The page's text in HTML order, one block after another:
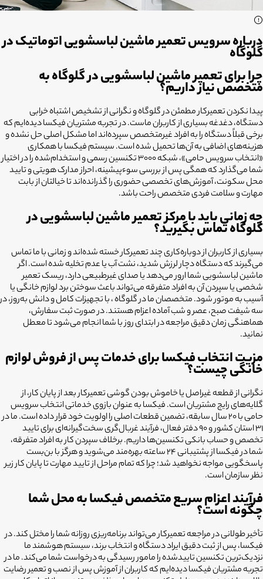
درباره سرویس تعمیر ماشین لباسشویی اتوماتیک در
گلوگاه
چرا برای تعمیر ماشین لباسشویی در گلوگاه به
متخصص نیاز داریم؟
پیدا نکردن تعمیرکار مطمئن در گلوگاه و نگرانی از تشخیص اشتباه خرابی
دستگاه، دغدغه بسیاری از کاربران ماست. در تجربه مشتریان فیکسا دیده‌ایم که
برخی قبلاً دستگاه را به افراد غیرمتخصص سپرده‌اند اما مشکل اصلی حل نشده و
هزینه‌های اضافی به آن‌ها تحمیل شده است. سیستم فیکسا با همکاری
«انتخاب سرویس حامی»، شبکه ۳۰۰۰ تکنسین رسمی و استخدام‌شده را در اختیار
شما می‌گذارد که همگی پس از بررسی سوءپیشینه، احراز مدارک هویتی و تایید
محل سکونت، آموزش‌های تخصصی حضوری را گذرانده‌اند تا خیالتان از بابت
مهارت و سلامت فردی متخصص راحت باشد.
چه زمانی باید با مرکز تعمیر ماشین لباسشویی در
گلوگاه تماس بگیرید؟
بسیاری از کاربران از دوباره‌کاری چند تعمیرکار خسته شده‌اند و زمانی با ما تماس
می‌گیرند که دستگاه دچار لرزش شدید، نشت آب یا عدم تخلیه شده است. اگر
ماشین لباسشویی شما ارور می‌دهد یا صدای غیرطبیعی دارد، ریسک تعمیر
شخصی یا سپردن آن به افراد متفرقه می‌تواند باعث سوختن برد لوازم خانگی یا
آسیب به موتور شود. متخصصان ما در گلوگاه ، با تجهیزات کامل و دانش به‌روز، در
سه شیفت صبح، عصر و شب آماده اعزام هستند. در صورت ثبت سفارش،
هماهنگی زمان دقیق مراجعه در ابتدای روز با شما انجام می‌شود تا معطل
نمانید.
مزیت انتخاب فیکسا برای خدمات پس از فروش لوازم
خانگی چیست؟
نگرانی از قطعه غیراصل یا خاموش بودن گوشی تعمیرکار بعد از پایان کار، از
گلایه‌های رایج مشتریان است. فیکسا به عنوان بازوی خدماتی انتخاب سرویس
حامی با ۲۰ سال سابقه، تضمین قطعات اصلی را اولویت خود قرار داده است. ما در
۳۱ استان کشور و ۹۰ دفتر فعال، فرآیند غربال‌گری سخت‌گیرانه‌ای برای تایید
تخصص و حساب بانکی تکنسین‌ها داریم. برخلاف سپردن کار به افراد متفرقه،
شما در فیکسا از پشتیبانی ۲۴ ساعته بهره‌مند می‌شوید و هرگز با بن‌بست
پاسخگویی مواجه نخواهید شد؛ چرا که تمام مراحل از تایید مهارت تا پایان کار زیر
نظر سازمان است.
فرآیند اعزام سریع متخصص فیکسا به محل شما
چگونه است؟
تأخیر طولانی در مراجعه تعمیرکار می‌تواند برنامه‌ریزی روزانه شما را مختل کند. در
فیکسا، پس از ثبت دقیق ایراد دستگاه و انتخاب برند، سیستم هوشمند ما
نزدیک‌ترین تکنسین تاییدشده را مامور رسیدگی به درخواست شما می‌کند. ما در
تجربه مشتریان فیکسا دیده‌ایم که کاربران از آموزش پس از نصب و تعمیر رضایت